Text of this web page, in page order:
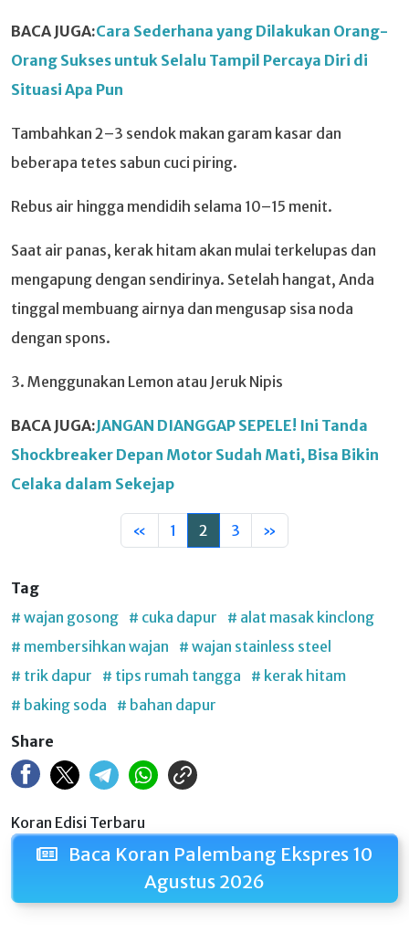
BACA JUGA:Cara Sederhana yang Dilakukan Orang-
Orang Sukses untuk Selalu Tampil Percaya Diri di
Situasi Apa Pun
Tambahkan 2–3 sendok makan garam kasar dan
beberapa tetes sabun cuci piring.
Rebus air hingga mendidih selama 10–15 menit.
Saat air panas, kerak hitam akan mulai terkelupas dan
mengapung dengan sendirinya. Setelah hangat, Anda
tinggal membuang airnya dan mengusap sisa noda
dengan spons.
3. Menggunakan Lemon atau Jeruk Nipis
BACA JUGA:JANGAN DIANGGAP SEPELE! Ini Tanda
Shockbreaker Depan Motor Sudah Mati, Bisa Bikin
Celaka dalam Sekejap
« 1 2 3 »
Tag
# wajan gosong # cuka dapur
# alat masak kinclong
# membersihkan wajan
# wajan stainless steel
# trik dapur
# tips rumah tangga
# kerak hitam
# baking soda
# bahan dapur
Share
Koran Edisi Terbaru
Baca Koran Palembang Ekspres 10
Agustus 2026